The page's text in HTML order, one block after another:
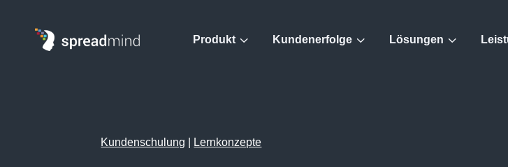
3
Produkt 3
Kundenerfolge 3
Lösungen
Kundenschulung Lernkonzepte